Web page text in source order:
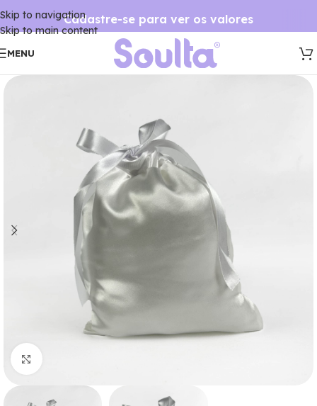
Skip to navigation
Skip to main content
Cadastre-se para ver os valores
MENU